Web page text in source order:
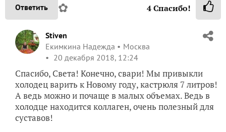
Ответить ✿ 4Спасибо!
Stiven
Екимкина Надежда
Москва
20 декабря 2018, 12:24
Спасибо, Света! Конечно, свари! Мы привыкли
холодец варить к Новому году, кастрюля 7 литров!
А ведь можно и почаще в малых объемах. Ведь в
холодце находится коллаген, очень полезный для
суставов!